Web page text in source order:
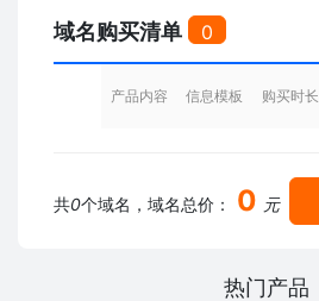
域名购买清单 0
产品内容 信息模板 购买时长
共0个域名，域名总价： 0 元
热门产品